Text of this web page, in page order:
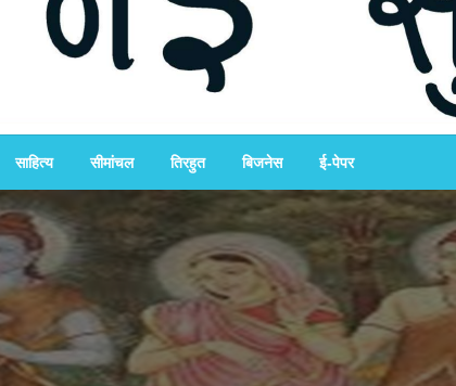
साहित्य सीमांचल तिरहुत बिजनेस ई-पेपर